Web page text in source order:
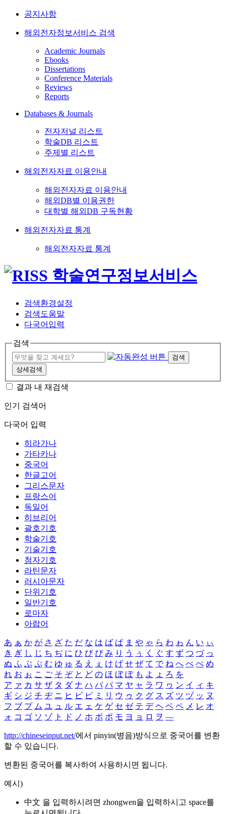
공지사항
해외전자정보서비스 검색
Academic Journals
Ebooks
Dissertations
Conference Materials
Reviews
Reports
Databases & Journals
전자저널 리스트
학술DB 리스트
주제별 리스트
해외전자자료 이용안내
해외전자자료 이용안내
해외DB별 이용권한
대학별 해외DB 구독현황
해외전자자료 통계
해외전자자료 통계
검색환경설정
검색도움말
다국어입력
검색
검색
상세검색
결과 내 재검색
인기 검색어
다국어 입력
히라가나
가타카나
중국어
한글고어
그리스문자
프랑스어
독일어
히브리어
괄호기호
학술기호
기술기호
첨자기호
라틴문자
러시아문자
단위기호
일반기호
로마자
아랍어
あ ぁ か が さ ざ た だ な は ば ぱ ま や ゃ ら わ ゎ ん い ぃ
き ぎ し じ ち ぢ に ひ び ぴ み り う ぅ く ぐ す ず つ づ っ
ぬ ふ ぶ ぷ む ゆ ゅ る え ぇ け げ せ ぜ て で ね へ べ ぺ め
れ お ぉ こ ご そ ぞ と ど の ほ ぼ ぽ も よ ょ ろ を
ア ァ カ サ ザ タ ダ ナ ハ バ パ マ ヤ ャ ラ ワ ヮ ン イ ィ キ
ギ シ ジ チ ヂ ニ ヒ ビ ピ ミ リ ウ ゥ ク グ ス ズ ツ ヅ ッ ヌ
フ ブ プ ム ユ ュ ル エ ェ ケ ゲ セ ゼ テ デ ヘ ベ ペ メ レ オ
ォ コ ゴ ソ ゾ ト ド ノ ホ ボ ポ モ ヨ ョ ロ ヲ ―
http://chineseinput.net/에서 pinyin(병음)방식으로 중국어를 변환
할 수 있습니다.
변환된 중국어를 복사하여 사용하시면 됩니다.
예시)
中文 을 입력하시려면 zhongwen을 입력하시고 space를